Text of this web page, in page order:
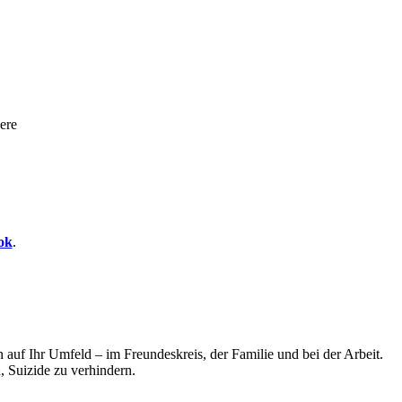
.
Ihr Umfeld – im Freundeskreis, der Familie und bei der Arbeit.
Suizide zu verhindern.